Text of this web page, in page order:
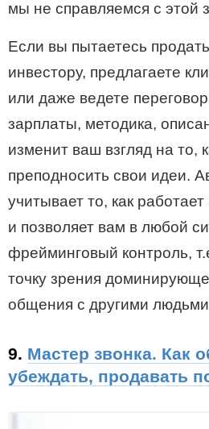
мы не справляемся с этой
Если вы пытаетесь
инвестору, предлагаете
или даже ведете
зарплаты, методика,
изменит ваш взгляд на то,
преподносить свои идеи.
учитывает то, как
и позволяет вам в любой
фрейминговый контроль,
точку зрения
общения с другими
9. Мастер звонка. Как
убеждать, продавать